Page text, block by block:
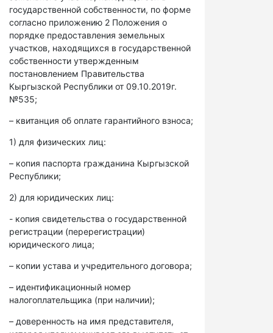
государственной собственности, по форме
согласно приложению 2 Положения о
порядке предоставления земельных
участков, находящихся в государственной
собственности утвержденным
постановлением Правительства
Кыргызской Республики от 09.10.2019г.
№535;
– квитанция об оплате гарантийного взноса;
1) для физических лиц:
– копия паспорта гражданина Кыргызской
Республики;
2) для юридических лиц:
- копия свидетельства о государственной
регистрации (перерегистрации)
юридического лица;
– копии устава и учредительного договора;
– идентификационный номер
налогоплательщика (при наличии);
– доверенность на имя представителя,